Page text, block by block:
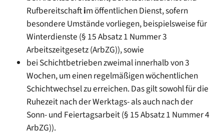
Rufbereitschaftim öffentlichen Dienst, sofern
besondere Umstände vorliegen, beispielsweise für
Winterdienste (§ 15 Absatz 1 Nummer 3
Arbeitszeitgesetz (ArbZG)), sowie
bei Schichtbetrieben zweimal innerhalb von 3
Wochen, um einen regelmäßigen wöchentlichen
Schichtwechsel zu erreichen. Das gilt sowohl für die
Ruhezeit nach der Werktags- als auch nach der
Sonn- und Feiertagsarbeit (§ 15 Absatz 1 Nummer 4
ArbZG)).